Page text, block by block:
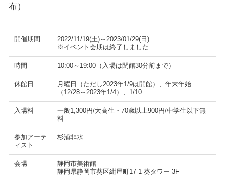
布）
開催期間
2022/11/19(土)～2023/01/29(日)
※イベント会期は終了しました
時間 10:00～19:00（入場は閉館30分前まで）
休館日
月曜日（ただし2023年1/9は開館）、年末年始
（12/28～2023年1/4）、1/10
入場料
一般1,300円/大高生・70歳以上900円/中学生以下無
料
参加アーテ
ィスト
杉浦非水
会場
静岡市美術館
静岡県静岡市葵区紺屋町17-1 葵タワー 3F